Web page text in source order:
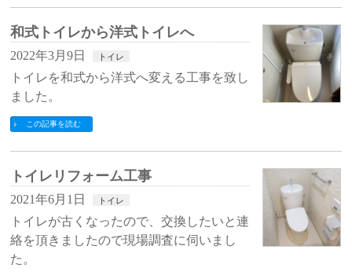
和式トイレから洋式トイレへ
2022年3月9日 トイレ
トイレを和式から洋式へ変える工事を致し
ました。
この記事を読む
トイレリフォーム工事
2021年6月1日 トイレ
トイレが古くなったので、交換したいと連
絡を頂きましたので現場調査に伺いまし
た。